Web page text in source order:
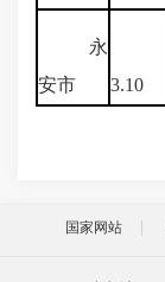
永
安市
3.10
国家网站